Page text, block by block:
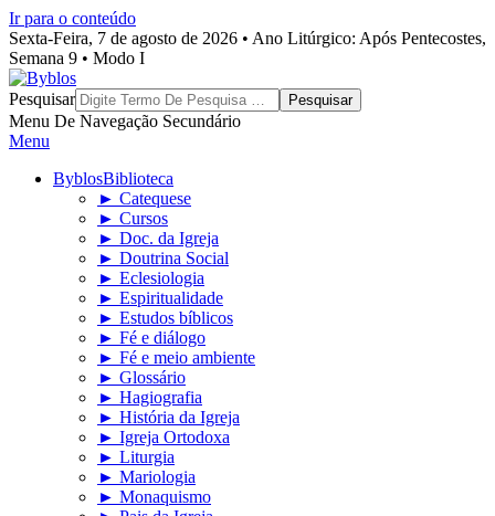
Ir para o conteúdo
Sexta-Feira, 7 de agosto de 2026 • Ano Litúrgico: Após Pentecostes,
Semana 9 • Modo I
Byblos
Pesquisar
Menu De Navegação Secundário
Menu
ByblosBiblioteca
► Catequese
► Cursos
► Doc. da Igreja
► Doutrina Social
► Eclesiologia
► Espiritualidade
► Estudos bíblicos
► Fé e diálogo
► Fé e meio ambiente
► Glossário
► Hagiografia
► História da Igreja
► Igreja Ortodoxa
► Liturgia
► Mariologia
► Monaquismo